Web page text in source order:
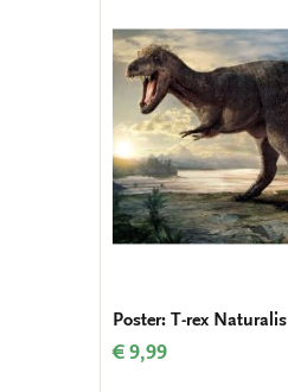
Poster: T-rex Naturalis
€ 9,99